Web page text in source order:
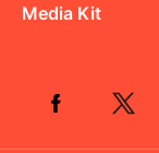
Media Kit